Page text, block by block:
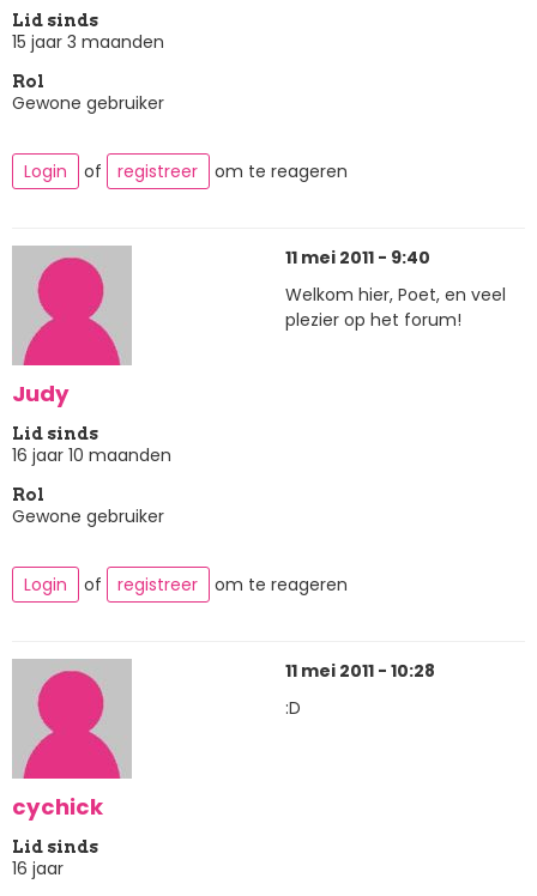
Lid sinds
15 jaar 3 maanden
Rol
Gewone gebruiker
Login of registreer om te reageren
Judy
Lid sinds
16 jaar 10 maanden
Rol
Gewone gebruiker
11 mei 2011 - 9:40
Welkom hier, Poet, en veel
plezier op het forum!
Login of registreer om te reageren
cychick
Lid sinds
16 jaar
11 mei 2011 - 10:28
:D